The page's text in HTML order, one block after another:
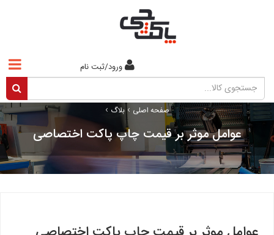
ورود/ثبت نام
صفحه اصلی › بلاگ ›
عوامل موثر بر قیمت چاپ پاکت اختصاصی